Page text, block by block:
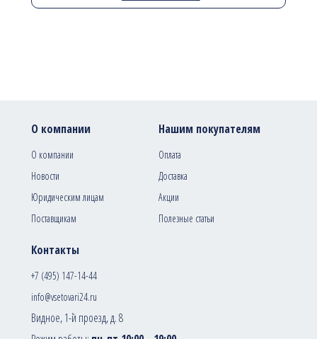
Контакты
+7 (495) 147-14-44
info@vsetovari24.ru
Видное, 1-й проезд, д. 8
О компании
О компании
Новости
Юридическим лицам
Поставщикам
Нашим покупателям
Оплата
Доставка
Акции
Полезные статьи